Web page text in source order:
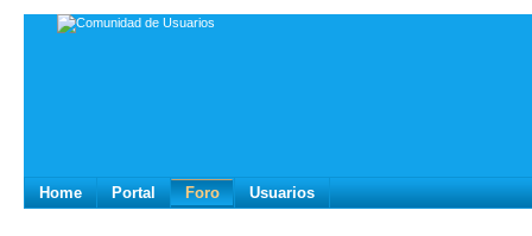
Home Portal Foro Usuarios